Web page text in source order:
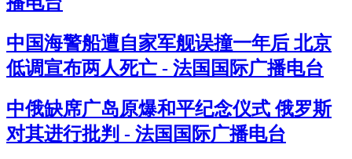
中国海警船遭自家军舰误撞一年后 北京
低调宣布两人死亡 - 法国国际广播电台
中俄缺席广岛原爆和平纪念仪式 俄罗斯
对其进行批判 - 法国国际广播电台